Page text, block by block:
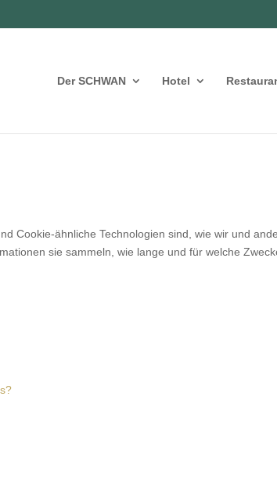
Der SCHWAN Hotel
Cookie-ähnliche Technologien sind, wie wir und
sie sammeln, wie lange und für welche